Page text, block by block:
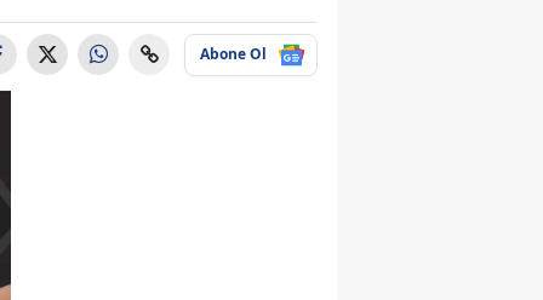
Abone Ol